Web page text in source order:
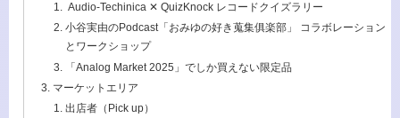
Audio-Techinica ✕ QuizKnock レコードクイズラリー
小谷実由のPodcast「おみゆの好き蒐集俱楽部」 コラボレーション
とワークショップ
「Analog Market 2025」でしか買えない限定品
マーケットエリア
出店者（Pick up）